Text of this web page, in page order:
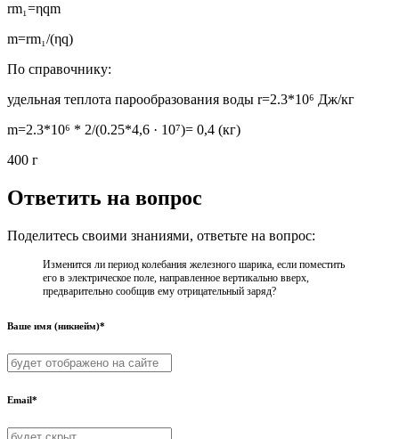
rm₁=ηqm
m=rm₁/(ηq)
По справочнику:
удельная теплота парообразования воды r=2.3*10⁶ Дж/кг
m=2.3*10⁶ * 2/(0.25*4,6 · 10⁷)= 0,4 (кг)
400 г
Ответить на вопрос
Поделитесь своими знаниями, ответьте на вопрос:
Изменится ли период колебания железного шарика, если поместить
его в электрическое поле, направленное вертикально вверх,
предварительно сообщив ему отрицательный заряд?
Ваше имя (никнейм)*
Email*